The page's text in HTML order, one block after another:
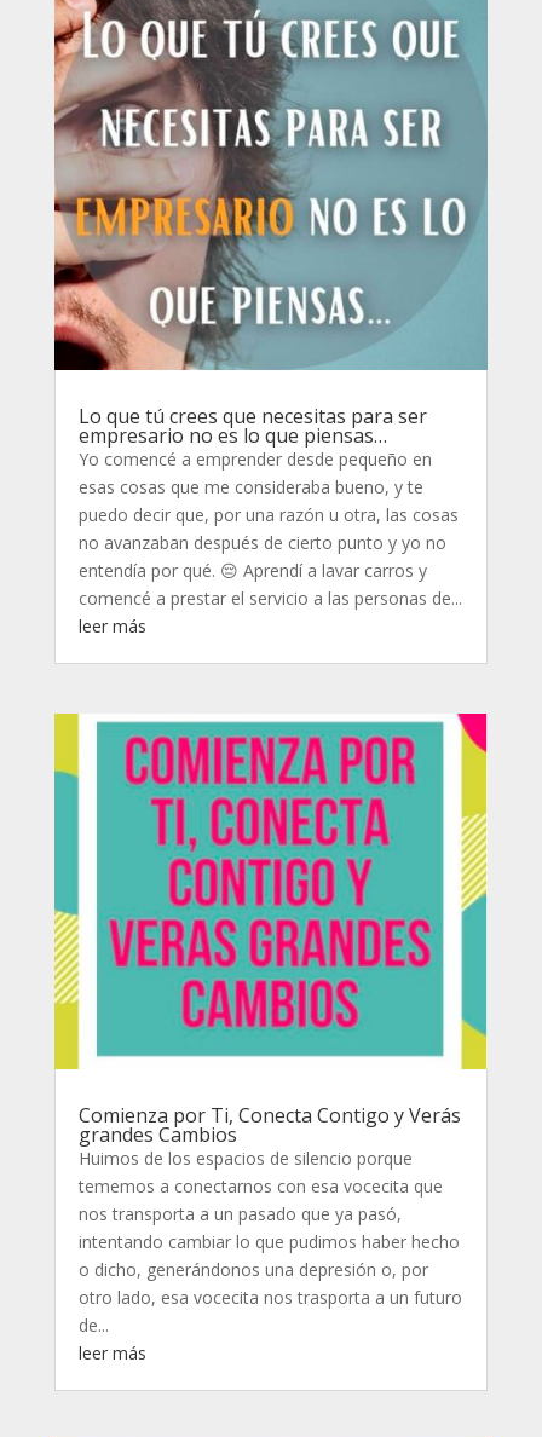
Lo que tú crees que necesitas para ser
empresario no es lo que piensas…
Yo comencé a emprender desde pequeño en
esas cosas que me consideraba bueno, y te
puedo decir que, por una razón u otra, las cosas
no avanzaban después de cierto punto y yo no
entendía por qué. 😔 Aprendí a lavar carros y
comencé a prestar el servicio a las personas de...
leer más
Comienza por Ti, Conecta Contigo y Verás
grandes Cambios
Huimos de los espacios de silencio porque
tememos a conectarnos con esa vocecita que
nos transporta a un pasado que ya pasó,
intentando cambiar lo que pudimos haber hecho
o dicho, generándonos una depresión o, por
otro lado, esa vocecita nos trasporta a un futuro
de...
leer más